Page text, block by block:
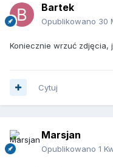
Bartek
Opublikowano 30
Koniecznie wrzuć zdjęcia,
Cytuj
Marsjan
Opublikowano 1